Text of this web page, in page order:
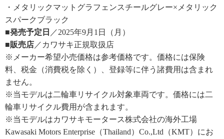
・メタリックマットグラフェンスチールグレー×メタリック
スパークブラック
■発売予定日 ／2025年9月1日（月）
■販売店 ／カワサキ正規取扱店
※メーカー希望小売価格は参考価格です。価格には保険
料、税金（消費税を除く）、登録等に伴う諸費用は含まれ
ません。
※当モデルは二輪車リサイクル対象車両です。価格には二
輪車リサイクル費用が含まれます。
※当モデルはカワサキモータース株式会社の海外工場
Kawasaki Motors Enterprise（Thailand）Co.,Ltd（KMT）にお